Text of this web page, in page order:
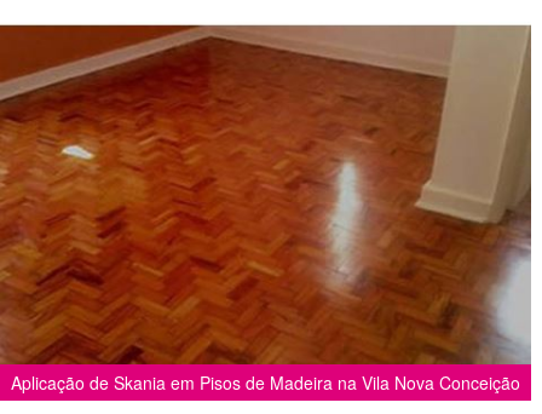
Aplicação de Skania em Pisos de Madeira na Vila Nova Conceição